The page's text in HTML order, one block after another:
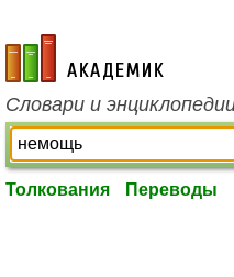
academic.ru
Словари и
Толкования Переводы